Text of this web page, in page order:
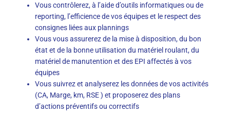
Vous contrôlerez, à l’aide d’outils informatiques ou de
reporting, l’efficience de vos équipes et le respect des
consignes liées aux plannings
Vous vous assurerez de la mise à disposition, du bon
état et de la bonne utilisation du matériel roulant, du
matériel de manutention et des EPI affectés à vos
équipes
Vous suivrez et analyserez les données de vos activités
(CA, Marge, km, RSE ) et proposerez des plans
d’actions préventifs ou correctifs